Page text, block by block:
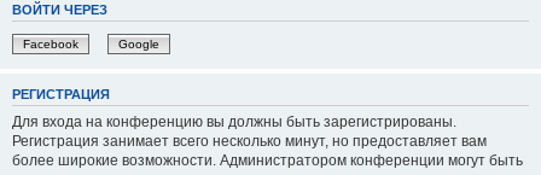
ВОЙТИ ЧЕРЕЗ
Facebook Google
РЕГИСТРАЦИЯ
Для входа на конференцию вы должны быть зарегистрированы.
Регистрация занимает всего несколько минут, но предоставляет вам
более широкие возможности. Администратором конференции могут быть